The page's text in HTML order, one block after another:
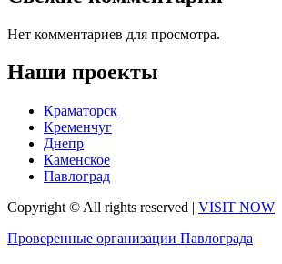
Нет комментариев для просмотра.
Наши проекты
Краматорск
Кременчуг
Днепр
Каменское
Павлоград
Copyright © All rights reserved | VISIT NOW
Проверенные организации Павлограда